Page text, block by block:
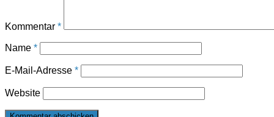
Kommentar *
Name *
E-Mail-Adresse *
Website